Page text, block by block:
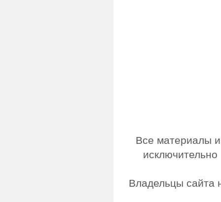
Все материалы
Владельцы сайта